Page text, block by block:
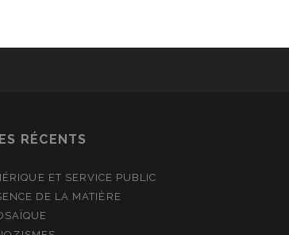
RÉCENTS
ET SERVICE PUBLIC
DE LA MATIÈRE